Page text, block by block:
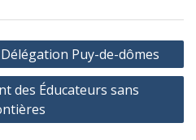
Puy-de-dômes
des Éducateurs sans